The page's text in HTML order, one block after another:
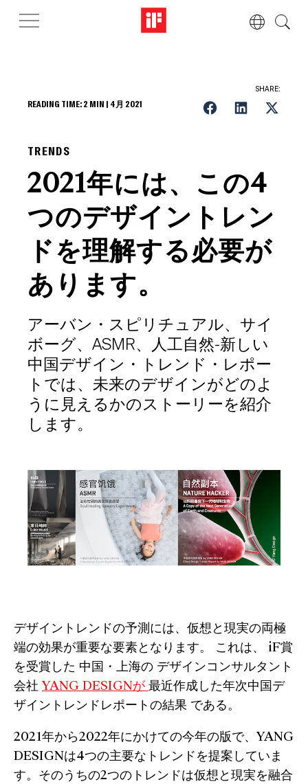
READING TIME: 2 MIN | 4月 2021
SHARE:
TRENDS
2021年には、この4
つのデザイントレン
ドを理解する必要が
あります。
アーバン・スピリチュアル、サイ
ボーグ、ASMR、人工自然-新しい
中国デザイン・トレンド・レポー
トでは、未来のデザインがどのよ
うに見えるかのストーリーを紹介
します。
デザイントレンドの予測には、仮想と現実の両極
端の効果が重要な要素となります。 これは、 iF賞
を受賞した 中国・上海の デザインコンサルタント
会社 YANG DESIGNが 最近作成した年次中国デ
ザイントレンドレポートの結果 である。
2021年から2022年にかけての今年の版で、YANG
DESIGNは4つの主要なトレンドを提案していま
す。そのうちの2つのトレンドは仮想と現実を融合